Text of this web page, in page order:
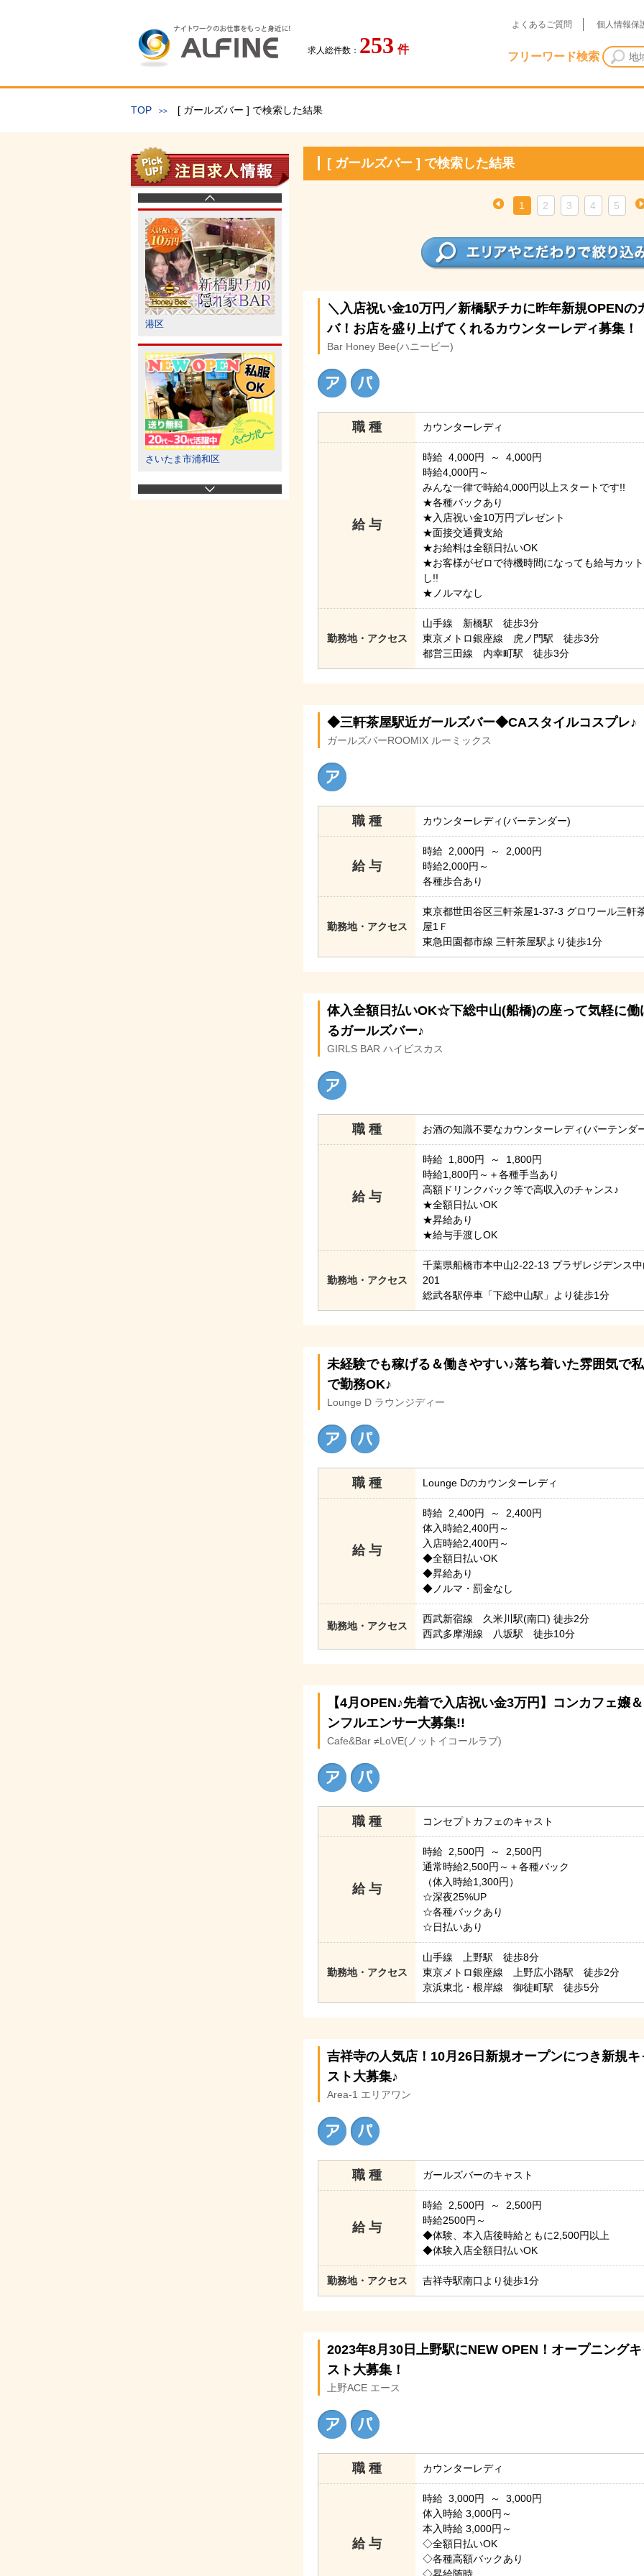
求人総件数： 253 件
よくあるご質問 個人情報保
フリーワード検索
TOP [ ガールズバー ] で検索した結果
[ ガールズバー ] で検索した結果
1 2 3 4 5
＼入店祝い金10万円／新橋駅チカに昨年新規OPENの
バ！お店を盛り上げてくれるカウンターレディ募集！
Bar Honey Bee(ハニービー)
職 種 カウンターレディ
給 与
時給 4,000円 ～ 4,000円
時給4,000円～
みんな一律で時給4,000円以上スタートです!!
★各種バックあり
★入店祝い金10万円プレゼント
★面接交通費支給
★お給料は全額日払いOK
★お客様がゼロで待機時間になっても給与カッ
し!!
★ノルマなし
勤務地・アクセス
山手線 新橋駅 徒歩3分
東京メトロ銀座線 虎ノ門駅 徒歩3分
都営三田線 内幸町駅 徒歩3分
◆三軒茶屋駅近ガールズバー◆CAスタイルコスプレ♪
ガールズバーROOMIX ルーミックス
職 種 カウンターレディ(バーテンダー)
給 与
時給 2,000円 ～ 2,000円
時給2,000円～
各種歩合あり
勤務地・アクセス
東京都世田谷区三軒茶屋1-37-3 グロワール三軒
屋1Ｆ
東急田園都市線 三軒茶屋駅より徒歩1分
体入全額日払いOK☆下総中山(船橋)の座って気軽に働
るガールズバー♪
GIRLS BAR ハイビスカス
職 種 お酒の知識不要なカウンターレディ(バーテンダ
給 与
時給 1,800円 ～ 1,800円
時給1,800円～＋各種手当あり
高額ドリンクバック等で高収入のチャンス♪
★全額日払いOK
★昇給あり
★給与手渡しOK
勤務地・アクセス
千葉県船橋市本中山2-22-13 プラザレジデンス
201
総武各駅停車「下総中山駅」より徒歩1分
未経験でも稼げる＆働きやすい♪落ち着いた雰囲気で
で勤務OK♪
Lounge D ラウンジディー
職 種 Lounge Dのカウンターレディ
給 与
時給 2,400円 ～ 2,400円
体入時給2,400円～
入店時給2,400円～
◆全額日払いOK
◆昇給あり
◆ノルマ・罰金なし
勤務地・アクセス
西武新宿線 久米川駅(南口) 徒歩2分
西武多摩湖線 八坂駅 徒歩10分
【4月OPEN♪先着で入店祝い金3万円】コンカフェ嬢
ンフルエンサー大募集!!
Cafe&Bar ≠LoVE(ノットイコールラブ)
職 種 コンセプトカフェのキャスト
給 与
時給 2,500円 ～ 2,500円
通常時給2,500円～＋各種バック
（体入時給1,300円）
☆深夜25%UP
☆各種バックあり
☆日払いあり
勤務地・アクセス
山手線 上野駅 徒歩8分
東京メトロ銀座線 上野広小路駅 徒歩2分
京浜東北・根岸線 御徒町駅 徒歩5分
吉祥寺の人気店！10月26日新規オープンにつき新規キ
スト大募集♪
Area-1 エリアワン
職 種 ガールズバーのキャスト
給 与
時給 2,500円 ～ 2,500円
時給2500円～
◆体験、本入店後時給ともに2,500円以上
◆体験入店全額日払いOK
勤務地・アクセス 吉祥寺駅南口より徒歩1分
2023年8月30日上野駅にNEW OPEN！オープニング
スト大募集！
上野ACE エース
職 種 カウンターレディ
給 与
時給 3,000円 ～ 3,000円
体入時給 3,000円～
本入時給 3,000円～
◇全額日払いOK
◇各種高額バックあり
港区
さいたま市浦和区